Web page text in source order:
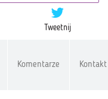
Tweetnij
Komentarze Kontakt